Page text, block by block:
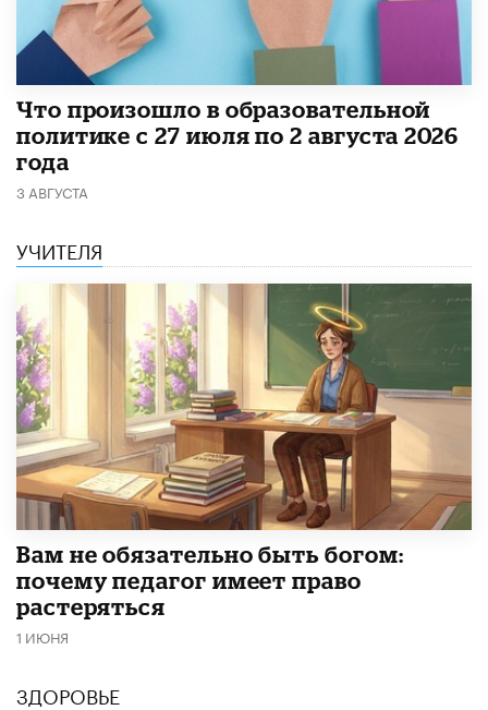
​Что произошло в образовательной
политике с 27 июля по 2 августа 2026
года
3 АВГУСТА
УЧИТЕЛЯ
​Вам не обязательно быть богом:
почему педагог имеет право
растеряться
1 ИЮНЯ
ЗДОРОВЬЕ